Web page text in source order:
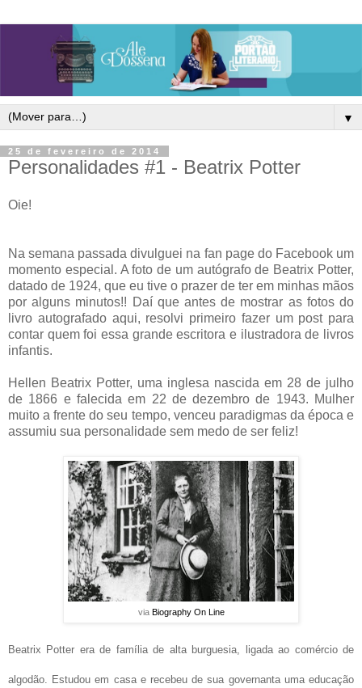
▼
25 de fevereiro de 2014
Personalidades #1 - Beatrix Potter
Oie!
Na semana passada divulguei na fan page do Facebook um
momento especial. A foto de um autógrafo de Beatrix Potter,
datado de 1924, que eu tive o prazer de ter em minhas mãos
por alguns minutos!! Daí que antes de mostrar as fotos do
livro autografado aqui, resolvi primeiro fazer um post para
contar quem foi essa grande escritora e ilustradora de livros
infantis.
Hellen Beatrix Potter, uma inglesa nascida em 28 de julho
de 1866 e falecida em 22 de dezembro de 1943. Mulher
muito a frente do seu tempo, venceu paradigmas da época e
assumiu sua personalidade sem medo de ser feliz!
via Biography On Line
Beatrix Potter era de família de alta burguesia, ligada ao comércio de
algodão. Estudou em casa e recebeu de sua governanta uma educação